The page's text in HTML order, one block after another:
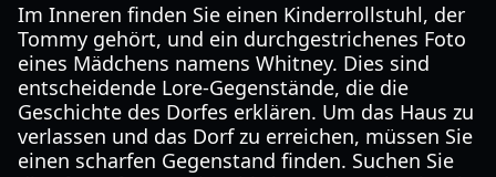
Im Inneren finden Sie einen Kinderrollstuhl, der
Tommy gehört, und ein durchgestrichenes Foto
eines Mädchens namens Whitney. Dies sind
entscheidende Lore-Gegenstände, die die
Geschichte des Dorfes erklären. Um das Haus zu
verlassen und das Dorf zu erreichen, müssen Sie
einen scharfen Gegenstand finden. Suchen Sie